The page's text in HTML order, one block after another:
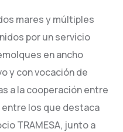
mares y múltiples
por un servicio
en ancho
y con vocación de
a la cooperación entre
los que destaca
TRAMESA, junto a